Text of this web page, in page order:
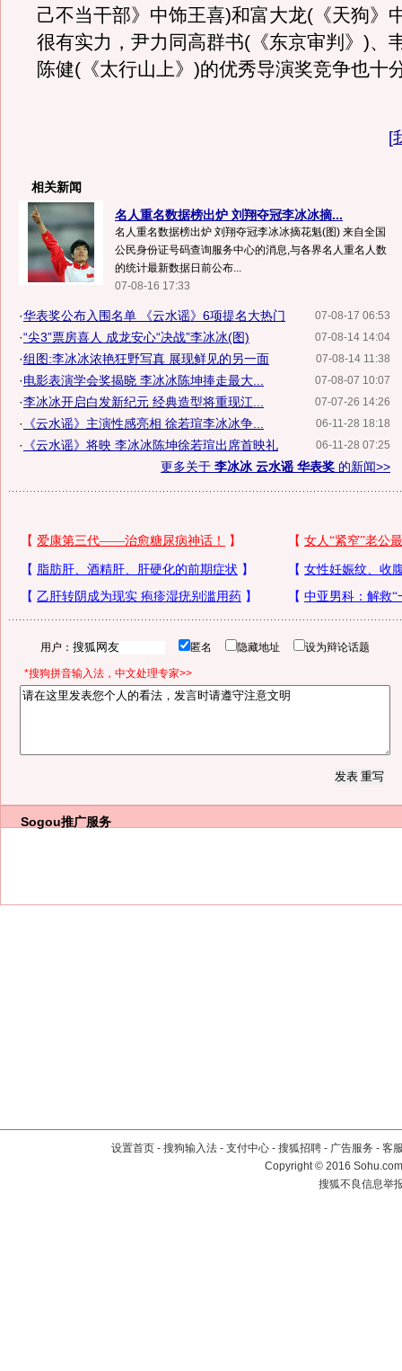
己不当干部》中饰王喜)和富大龙(《天狗》
很有实力，尹力同高群书(《东京审判》)、
陈健(《太行山上》)的优秀导演奖竞争也十
[
相关新闻
名人重名数据榜出炉 刘翔夺冠李冰冰摘...
名人重名数据榜出炉 刘翔夺冠李冰冰摘花魁(图) 来自全国
公民身份证号码查询服务中心的消息,与各界名人重名人数
的统计最新数据日前公布...
07-08-16 17:33
07-08-17 06:53
·华表奖公布入围名单 《云水谣》6项提名大热门
07-08-14 14:04
·“尖3”票房喜人 成龙安心“决战”李冰冰(图)
07-08-14 11:38
·组图:李冰冰浓艳狂野写真 展现鲜见的另一面
07-08-07 10:07
·电影表演学会奖揭晓 李冰冰陈坤捧走最大...
07-07-26 14:26
·李冰冰开启白发新纪元 经典造型将重现江...
06-11-28 18:18
· 《云水谣》主演性感亮相 徐若瑄李冰冰争...
06-11-28 07:25
·
《云水谣》将映 李冰冰陈坤徐若瑄出席首映礼
更多关于 李冰冰 云水谣 华表奖 的新闻>>
用户： 匿名 隐藏地址 设为辩论话题
*搜狗拼音输入法，中文处理专家>>
Sogou推广服务
设置首页 - 搜狗输入法 - 支付中心 - 搜狐招聘 - 广告服务 - 客
Copyright©2016
搜狐不良信息举